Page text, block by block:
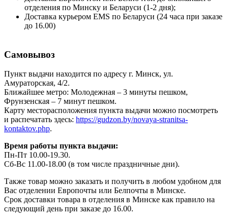
отделения по Минску и Беларуси (1-2 дня);
Доставка курьером EMS по Беларуси (24 часа при заказе
до 16.00)
Самовывоз
Пункт выдачи находится по адресу г. Минск, ул.
Амураторская, 4/2.
Ближайшее метро: Молодежная – 3 минуты пешком,
Фрунзенская – 7 минут пешком.
Карту месторасположения пункта выдачи можно посмотреть
и распечатать здесь: https://gudzon.by/novaya-stranitsa-
kontaktov.php.
Время работы пункта выдачи:
Пн-Пт 10.00-19.30.
Сб-Вс 11.00-18.00 (в том числе праздничные дни).
Также товар можно заказать и получить в любом удобном для
Вас отделении Европочты или Белпочты в Минске.
Срок доставки товара в отделения в Минске как правило на
следующий день при заказе до 16.00.